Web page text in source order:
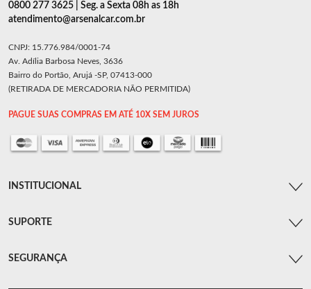
0800 277 3625 | Seg. a Sexta 08h as 18h
atendimento@arsenalcar.com.br
CNPJ: 15.776.984/0001-74
Av. Adília Barbosa Neves, 3636
Bairro do Portão, Arujá -SP, 07413-000
(RETIRADA DE MERCADORIA NÃO PERMITIDA)
PAGUE SUAS COMPRAS EM ATÉ 10X SEM JUROS
INSTITUCIONAL
SUPORTE
SEGURANÇA